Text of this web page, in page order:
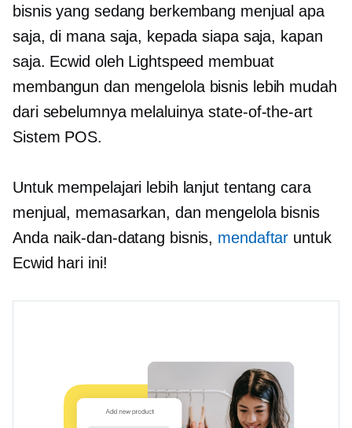
bisnis yang sedang berkembang menjual apa
saja, di mana saja, kepada siapa saja, kapan
saja. Ecwid oleh Lightspeed membuat
membangun dan mengelola bisnis lebih mudah
dari sebelumnya melaluinyastate-of-the-art
Sistem POS.
Untuk mempelajari lebih lanjut tentang cara
menjual, memasarkan, dan mengelola bisnis
Anda naik-dan-datang bisnis, mendaftar untuk
Ecwid hari ini!